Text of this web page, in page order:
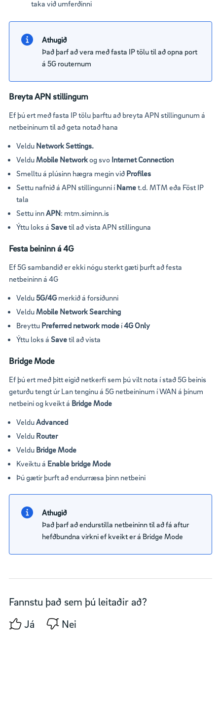
taka við umferðinni
Athugið
Það þarf að vera með fasta IP tölu til að opna port
á 5G routernum
Breyta APN stillingum
Ef þú ert með fasta IP tölu þarftu að breyta APN stillingunum á
netbeininum til að geta notað hana
Veldu Network Settings.
VelduMobile Networkog svo Internet Connection
Smelltu á plúsinn hægra megin við Profiles
Settu nafnið á APN stillingunni íNamet.d. MTM eða Föst IP
tala
Settu innAPN: mtm.siminn.is
Ýttu loks á Savetil að vista APN stillinguna
Festa beininn á 4G
Ef 5G sambandið er ekki nógu sterkt gæti þurft að festa
netbeininn á 4G
Veldu5G/4Gmerkið á forsíðunni
VelduMobile Network Searching
Breyttu Preferred network mode í4G Only
Ýttu loks á Savetil að vista
Bridge Mode
Ef þú ert með þitt eigið netkerfi sem þú vilt nota í stað 5G beinis
geturðu tengt úr Lan tenginu á 5G netbeininum í WAN á þínum
netbeini og kveikt á Bridge Mode
VelduAdvanced
Veldu Router
Veldu Bridge Mode
Kveiktu á Enable bridge Mode
Þú gætir þurft að endurræsa þinn netbeini
Athugið
Það þarf að endurstilla netbeininn til að fá aftur
hefðbundna virkni ef kveikt er á Bridge Mode
Fannstu það sem þú leitaðir að?
Já
Nei